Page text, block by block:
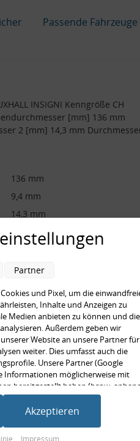
Passende Fahrzeuge
INSIGNI Kenngröße CH
[mm] 136 mm
2 [mm] 14,3 mm
136 mm
9,4 mm
14,3 mm
9,4 mm
294 mm
und Pixel, um die
Inhalte und Anzeigen zu
Medien anbieten zu können und die
Außerdem geben wir
Website an unsere Partner für
weiter. Dies umfasst auch die
Unsere Partner (Google
Informationen möglicherweise mit
bereitgestellt haben (bspw.
sie im Rahmen Ihrer Nutzung der
anderer Geräte). Ihre
und Pixeln können Sie jederzeit
Impressum
Partner
Akzeptieren